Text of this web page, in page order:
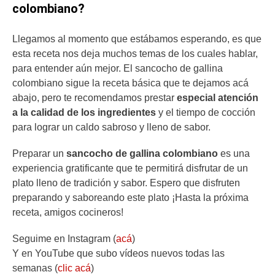
colombiano?
Llegamos al momento que estábamos esperando, es que
esta receta nos deja muchos temas de los cuales hablar,
para entender aún mejor. El sancocho de gallina
colombiano sigue la receta básica que te dejamos acá
abajo, pero te recomendamos prestar especial atención
a la calidad de los ingredientes y el tiempo de cocción
para lograr un caldo sabroso y lleno de sabor.
Preparar un sancocho de gallina colombiano es una
experiencia gratificante que te permitirá disfrutar de un
plato lleno de tradición y sabor. Espero que disfruten
preparando y saboreando este plato ¡Hasta la próxima
receta, amigos cocineros!
Seguime en Instagram (acá)
Y en YouTube que subo vídeos nuevos todas las
semanas (clic acá)